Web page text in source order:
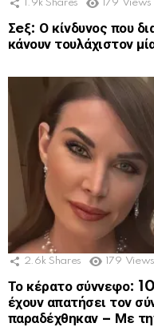
1.9k Shares 179 Views
Σeξ: Ο κίνδυνος που
κάνουν τουλάχιστον
2.6k Shares 179 Views
Το κέρατο σύννεφο:
έχουν απατήσει τον
παραδέχθηκαν – Με